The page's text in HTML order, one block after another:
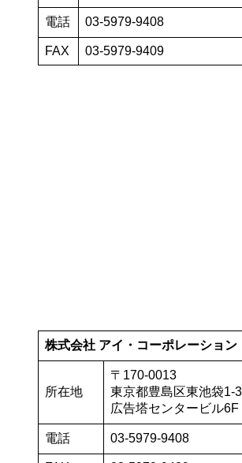
電話 03-5979-9408
FAX 03-5979-9409
株式会社 アイ・コーポレーション
所在地
〒170-0013
東京都豊島区東池袋1-
広告塔センタービル6F
電話 03-5979-9408